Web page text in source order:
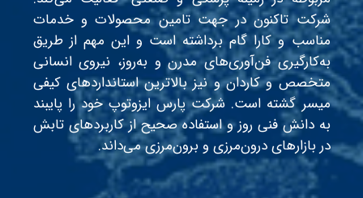
شرکت تاکنون در جهت تامین محصولات و خدمات
مناسب و کارا گام برداشته است و این مهم از طریق
به‌کارگیری فن‌آوری‌های مدرن و به‌روز، نیروی انسانی
متخصص و کاردان و نیز بالاترین استانداردهای کیفی
میسر گشته است. شرکت پارس ایزوتوپ خود را پایبند
به دانش فنی روز و استفاده صحیح از کاربردهای تابش
در بازارهای درون‌مرزی و برون‌مرزی می‌داند.